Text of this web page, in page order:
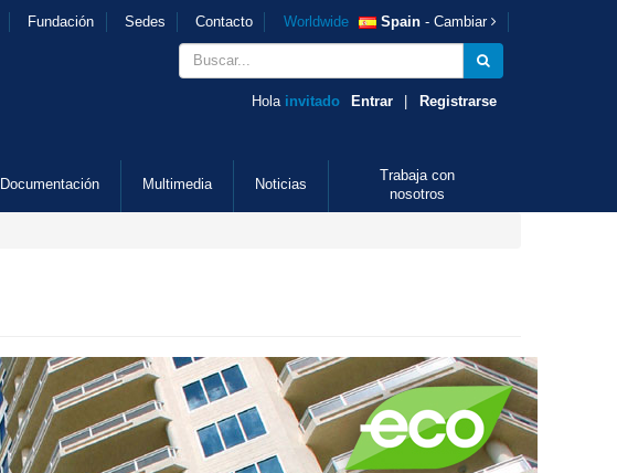
Fundación Sedes Contacto Worldwide Spain- Cambiar
Hola invitado Entrar Registrarse
Documentación Multimedia Noticias
Trabaja con
nosotros